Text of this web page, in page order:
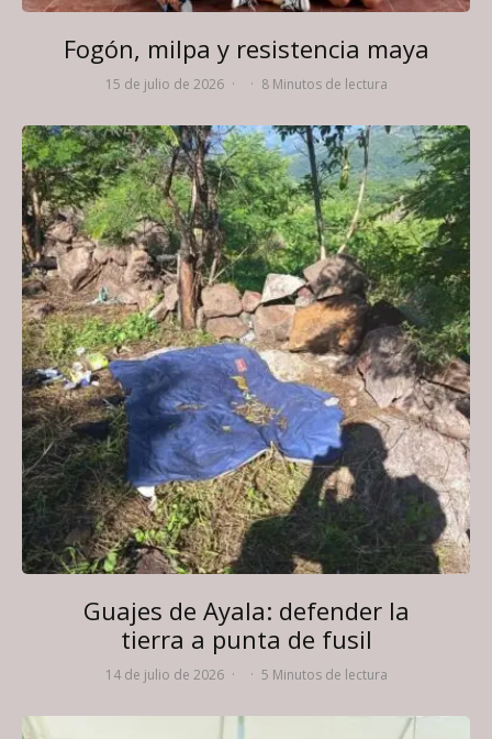
Fogón, milpa y resistencia maya
15 de julio de 2026 · · 8 Minutos de lectura
Guajes de Ayala: defender la
tierra a punta de fusil
14 de julio de 2026 · · 5 Minutos de lectura